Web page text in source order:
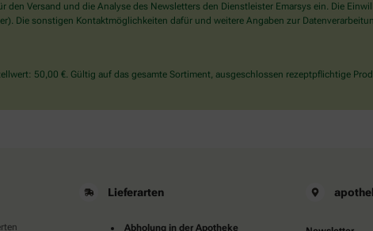
den Versand und die Analyse des Newsletters den Dienstleister Emarsys ein. Die
Die sonstigen Kontaktmöglichkeiten dafür und weitere Angaben zur
50,00 €. Gültig auf das gesamte Sortiment, ausgeschlossen rezeptpflichtige
Lieferarten
Abholung in der Apotheke